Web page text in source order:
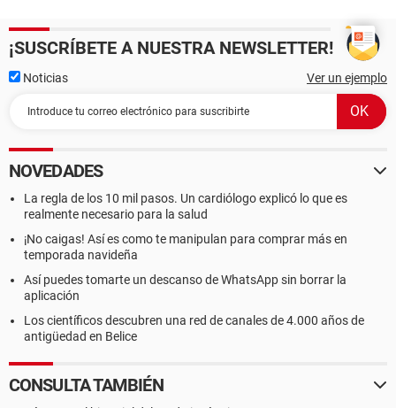
¡SUSCRÍBETE A NUESTRA NEWSLETTER!
Noticias Ver un ejemplo
NOVEDADES
La regla de los 10 mil pasos. Un cardiólogo explicó lo que es
realmente necesario para la salud
¡No caigas! Así es como te manipulan para comprar más en
temporada navideña
Así puedes tomarte un descanso de WhatsApp sin borrar la
aplicación
Los científicos descubren una red de canales de 4.000 años de
antigüedad en Belice
CONSULTA TAMBIÉN